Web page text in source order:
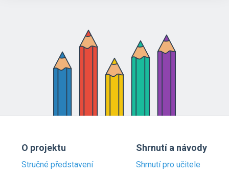
O projektu
Stručné představení
Shrnutí a návody
Shrnutí pro učitele